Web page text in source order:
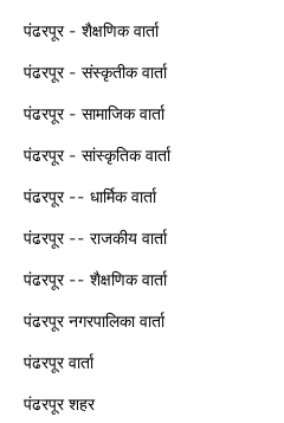
पंढरपूर - शैक्षणिक वार्ता
पंढरपूर - संस्कृतीक वार्ता
पंढरपूर - सामाजिक वार्ता
पंढरपूर - सांस्कृतिक वार्ता
पंढरपूर -- धार्मिक वार्ता
पंढरपूर -- राजकीय वार्ता
पंढरपूर -- शैक्षणिक वार्ता
पंढरपूर नगरपालिका वार्ता
पंढरपूर वार्ता
पंढरपूर शहर